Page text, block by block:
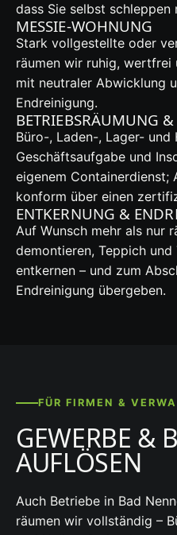
dass Sie selbst schleppen
MESSIE-WOHNUNG
Stark vollgestellte oder
räumen wir ruhig, wertfrei
mit neutraler Abwicklung
Endreinigung.
BETRIEBSRÄUMUNG &
Büro-, Laden-, Lager- und
Geschäftsaufgabe und
eigenem Containerdienst;
konform über einen
ENTKERNUNG &
Auf Wunsch mehr als nur
demontieren, Teppich und
entkernen – und zum
Endreinigung übergeben.
FÜR FIRMEN &
GEWERBE &
AUFLÖSEN
Auch Betriebe in Bad
räumen wir vollständig –